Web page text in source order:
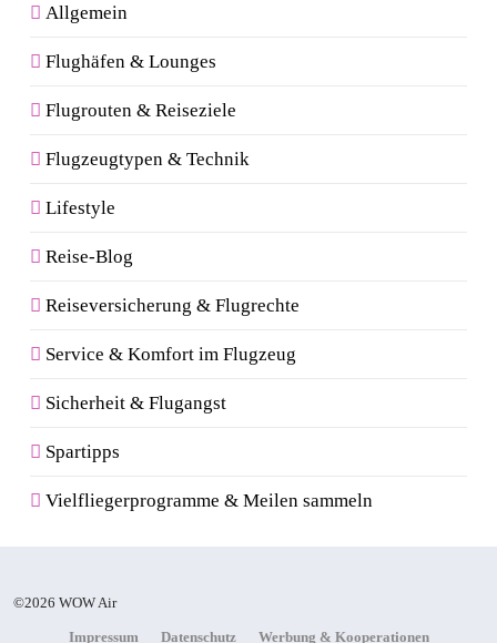
Allgemein
Flughäfen & Lounges
Flugrouten & Reiseziele
Flugzeugtypen & Technik
Lifestyle
Reise-Blog
Reiseversicherung & Flugrechte
Service & Komfort im Flugzeug
Sicherheit & Flugangst
Spartipps
Vielfliegerprogramme & Meilen sammeln
©2026 WOW Air
Impressum Datenschutz Werbung & Kooperationen